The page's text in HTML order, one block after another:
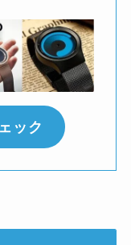
ック